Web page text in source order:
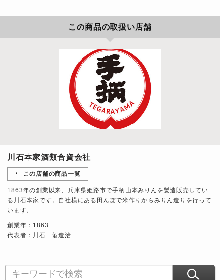
この商品の取扱い店舗
川石本家酒類合資会社
この店舗の商品一覧
1863年の創業以来、兵庫県姫路市で手柄山本みりんを製造販売してい
る川石本家です。自社横にある田んぼで米作りからみりん造りを行って
います。
創業年：1863
代表者：川石 酒造治